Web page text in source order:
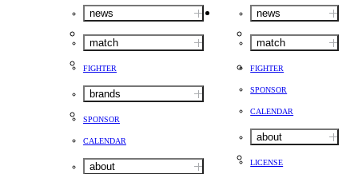
news
match
FIGHTER
brands
SPONSOR
CALENDAR
about
news
match
FIGHTER
SPONSOR
CALENDAR
about
LICENSE